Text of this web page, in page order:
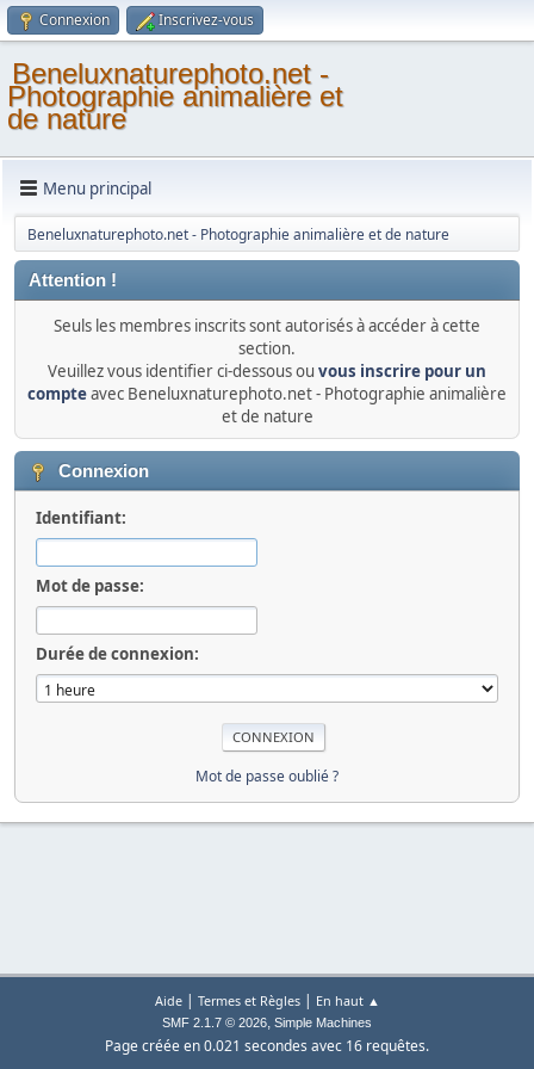
Connexion Inscrivez-vous
Beneluxnaturephoto.net -
Photographie animalière et
de nature
Menu principal
Beneluxnaturephoto.net - Photographie animalière et de nature
Attention !
Seuls les membres inscrits sont autorisés à accéder à cette
section.
Veuillez vous identifier ci-dessous ou vous inscrire pour un
compteavec Beneluxnaturephoto.net - Photographie animalière
et de nature
Connexion
Identifiant:
Mot de passe:
Durée de connexion:
Mot de passe oublié ?
Aide| Termes et Règles| En haut ▲
SMF 2.1.7 © 2026, Simple Machines
Page créée en 0.021 secondes avec 16 requêtes.